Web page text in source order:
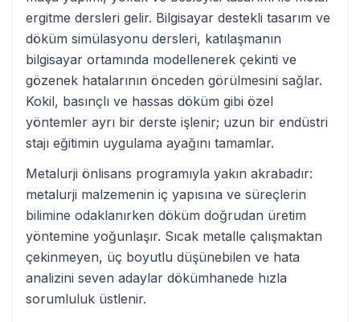
ergitme dersleri gelir. Bilgisayar destekli tasarım ve
döküm simülasyonu dersleri, katılaşmanın
bilgisayar ortamında modellenerek çekinti ve
gözenek hatalarının önceden görülmesini sağlar.
Kokil, basınçlı ve hassas döküm gibi özel
yöntemler ayrı bir derste işlenir; uzun bir endüstri
stajı eğitimin uygulama ayağını tamamlar.
Metalurji önlisans programıyla yakın akrabadır:
metalurji malzemenin iç yapısına ve süreçlerin
bilimine odaklanırken döküm doğrudan üretim
yöntemine yoğunlaşır. Sıcak metalle çalışmaktan
çekinmeyen, üç boyutlu düşünebilen ve hata
analizini seven adaylar dökümhanede hızla
sorumluluk üstlenir.